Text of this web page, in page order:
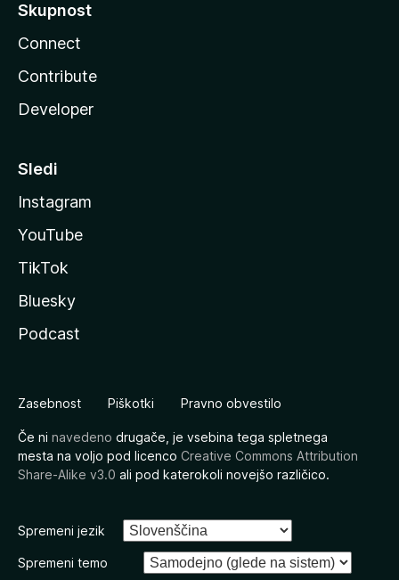
Skupnost
Connect
Contribute
Developer
Sledi
Instagram
YouTube
TikTok
Bluesky
Podcast
Zasebnost Piškotki Pravno obvestilo
Če ni navedeno drugače, je vsebina tega spletnega
mesta na voljo pod licenco Creative Commons Attribution
Share-Alike v3.0 ali pod katerokoli novejšo različico.
Spremeni jezik
Spremeni temo